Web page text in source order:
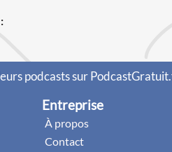
podcasts sur
Entreprise
À propos
Contact